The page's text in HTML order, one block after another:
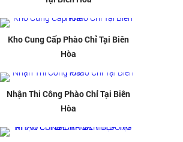
Kho Cung Cấp Phào Chỉ Tại Biên
Hòa
Nhận Thi Công Phào Chỉ Tại Biên
Hòa